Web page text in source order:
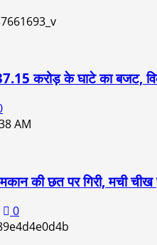
करोड़ के घाटे का बजट,
की छत पर गिरी, मची चीख
0